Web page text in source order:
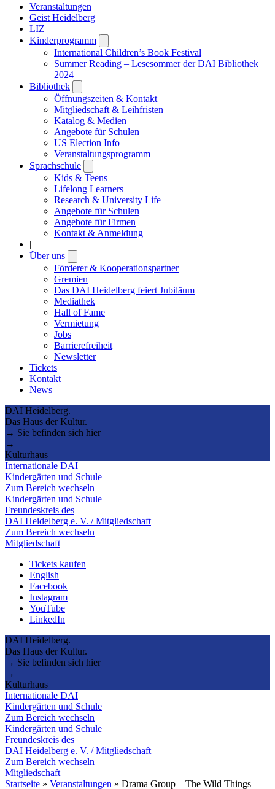
Veranstaltungen
Geist Heidelberg
LIZ
Kinderprogramm
submenu
International Children’s Book Festival
Summer Reading – Lesesommer der DAI Bibliothek
2024
Bibliothek
submenu
Öffnungszeiten & Kontakt
Mitgliedschaft & Leihfristen
Katalog & Medien
Angebote für Schulen
US Election Info
Veranstaltungsprogramm
Sprachschule
submenu
Kids & Teens
Lifelong Learners
Research & University Life
Angebote für Schulen
Angebote für Firmen
Kontakt & Anmeldung
|
Über uns
submenu
Förderer & Kooperationspartner
Gremien
Das DAI Heidelberg feiert Jubiläum
Mediathek
Hall of Fame
Vermietung
Jobs
Barrierefreiheit
Newsletter
Tickets
Kontakt
News
DAI Heidelberg.
Das Haus der Kultur.
→ Sie befinden sich hier
→
Kulturhaus
Internationale DAI
Kindergärten und Schule
Zum Bereich wechseln
Kindergärten und Schule
Freundeskreis des
DAI Heidelberg e. V. / Mitgliedschaft
Zum Bereich wechseln
Mitgliedschaft
Tickets kaufen
English
Facebook
Instagram
YouTube
LinkedIn
DAI Heidelberg.
Das Haus der Kultur.
→ Sie befinden sich hier
→
Kulturhaus
Internationale DAI
Kindergärten und Schule
Zum Bereich wechseln
Kindergärten und Schule
Freundeskreis des
DAI Heidelberg e. V. / Mitgliedschaft
Zum Bereich wechseln
Mitgliedschaft
Startseite » Veranstaltungen » Drama Group – The Wild Things